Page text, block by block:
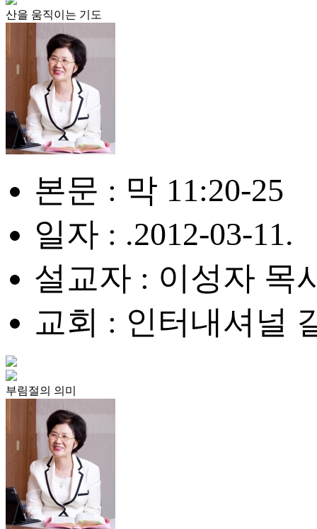
산을 움직이는 기도
본문 : 막 11:20-25
일자 : .2012-03-11.
설교자 : 이성자 목
교회 : 인터내셔널
부림절의 의미